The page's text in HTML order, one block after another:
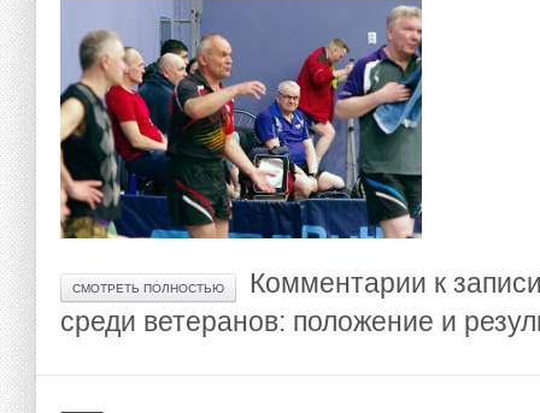
СМОТРЕТЬ ПОЛНОСТЬЮ Комментарии к
среди ветеранов: положение и